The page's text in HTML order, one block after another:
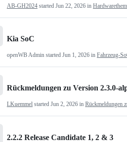
AB-GH2024 started Jun 22, 2026 in
Kia SoC
openWB Admin started Jun 1, 2026 in Fahrzeug-
Rückmeldungen zu Version 2.3.0-
LKuemmel started Jun 2, 2026 in Rückmeldungen
2.2.2 Release Candidate 1, 2 & 3